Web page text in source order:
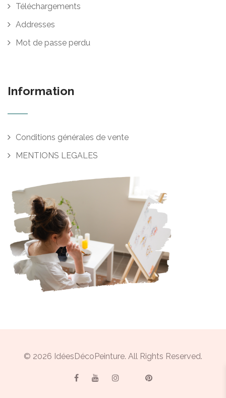
Téléchargements
Addresses
Mot de passe perdu
Information
Conditions générales de vente
MENTIONS LEGALES
© 2026 IdéesDécoPeinture. All Rights Reserved.